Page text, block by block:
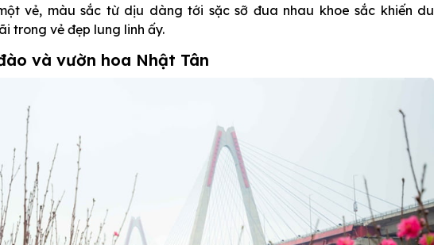
vẻ, màu sắc từ dịu dàng tới sặc sỡ đua nhau khoe sắc khiến du
trong vẻ đẹp lung linh ấy.
và vườn hoa Nhật Tân